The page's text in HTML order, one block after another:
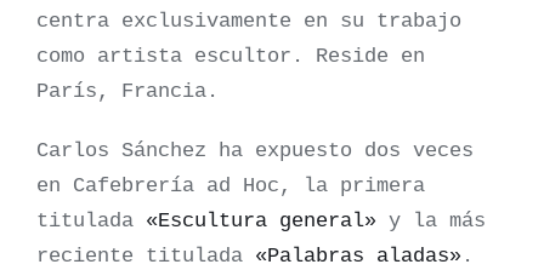
centra exclusivamente en su trabajo
como artista escultor. Reside en
París, Francia.
Carlos Sánchez ha expuesto dos veces
en Cafebrería ad Hoc, la primera
titulada «Escultura general» y la más
reciente titulada «Palabras aladas» .